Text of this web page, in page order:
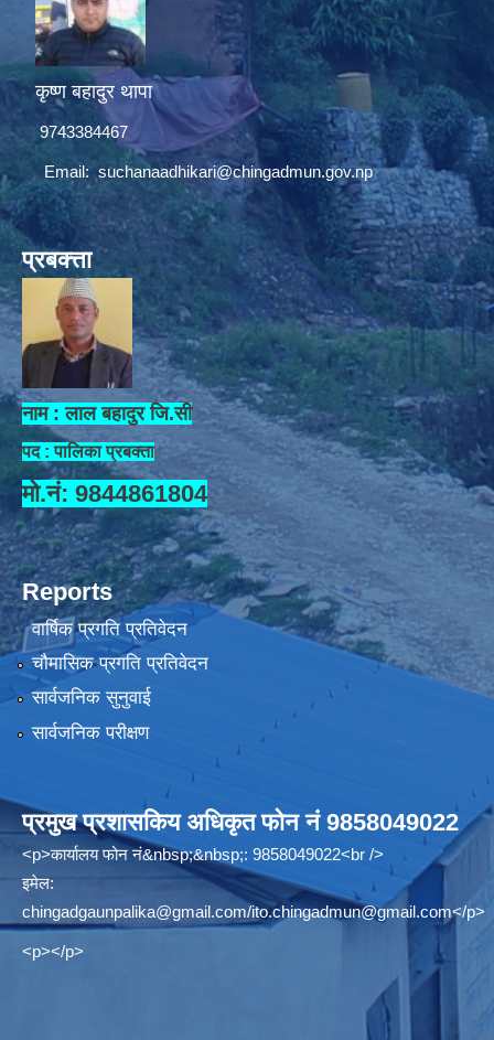
कृष्ण बहादुर थापा
9743384467
Email:suchanaadhikari@chingadmun.gov.np
प्रबक्त्ता
नाम : लाल बहादुर जि.सी
पद : पालिका प्रबक्ता
मो.नं: 9844861804
Reports
वार्षिक प्रगति प्रतिवेदन
चौमासिक प्रगति प्रतिवेदन
सार्वजनिक सुनुवाई
सार्वजनिक परीक्षण
प्रमुख प्रशासकिय अधिकृत फोन नं 9858049022
<p>कार्यालय फोन नं&nbsp;&nbsp;: 9858049022<br />
इमेल:
chingadgaunpalika@gmail.com/ito.chingadmun@gmail.com</p>
<p></p>